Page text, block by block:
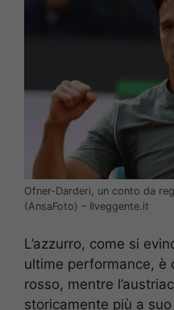
Ofner-Darderi, un conto da
(AnsaFoto) – Ilveggente.it
L’azzurro, come si
ultime performance, è
rosso, mentre
storicamente più a